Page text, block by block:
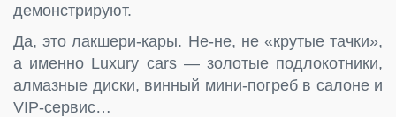
демонстрируют.
Да, это лакшери-кары. Не-не, не «крутые тачки»,
а именно Luxury cars — золотые подлокотники,
алмазные диски, винный мини-погреб в салоне и
VIP-сервис…